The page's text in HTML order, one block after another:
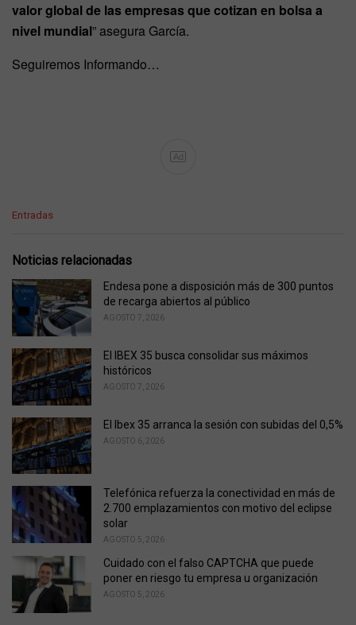
valor global de las empresas que cotizan en bolsa a
nivel mundial” asegura García.
Seguiremos Informando…
Ad
C
e
o
r
i
:
Entradas
Noticias relacionadas
Endesa pone a disposición más de 300 puntos
de recarga abiertos al público
AGOSTO 7, 2026
El IBEX 35 busca consolidar sus máximos
históricos
AGOSTO 7, 2026
El Ibex 35 arranca la sesión con subidas del 0,5%
AGOSTO 6, 2026
Telefónica refuerza la conectividad en más de
2.700 emplazamientos con motivo del eclipse
solar
AGOSTO 5, 2026
Cuidado con el falso CAPTCHA que puede
poner en riesgo tu empresa u organización
AGOSTO 5, 2026